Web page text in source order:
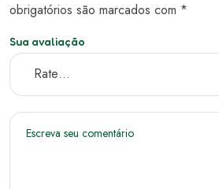
obrigatórios são marcados com *
Sua avaliação